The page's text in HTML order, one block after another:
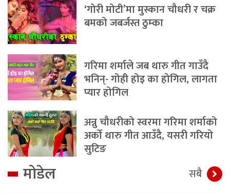
‘गोरी मोटी’मा मुस्कान चौधरी र चक्र
बमको जबर्जस्त ठुम्का
गरिमा शर्माले जब थारु गीत गाउँदै
भनिन्- गोही होइ का होगिल, लागता
प्यार होगिल
अन्नु चौधरीको स्वरमा गरिमा शर्माको
अर्को थारु गीत आउँदै, यसरी गरियो
सुटिङ
मोडेल सबै